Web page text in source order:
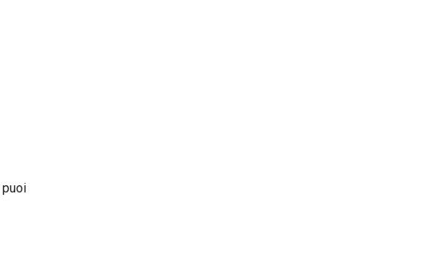
puoi